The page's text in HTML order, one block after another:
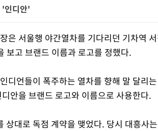
'인디안'
은 서울행 야간열차를 기다리던 기차역
보고 브랜드 이름과 로고를 정했다.
디언들이 폭주하는 열차를 향해 말 달리
안을 브랜드 로고와 이름으로 사용한다.
상대로 독점 계약을 맺었다. 당시 대흥사